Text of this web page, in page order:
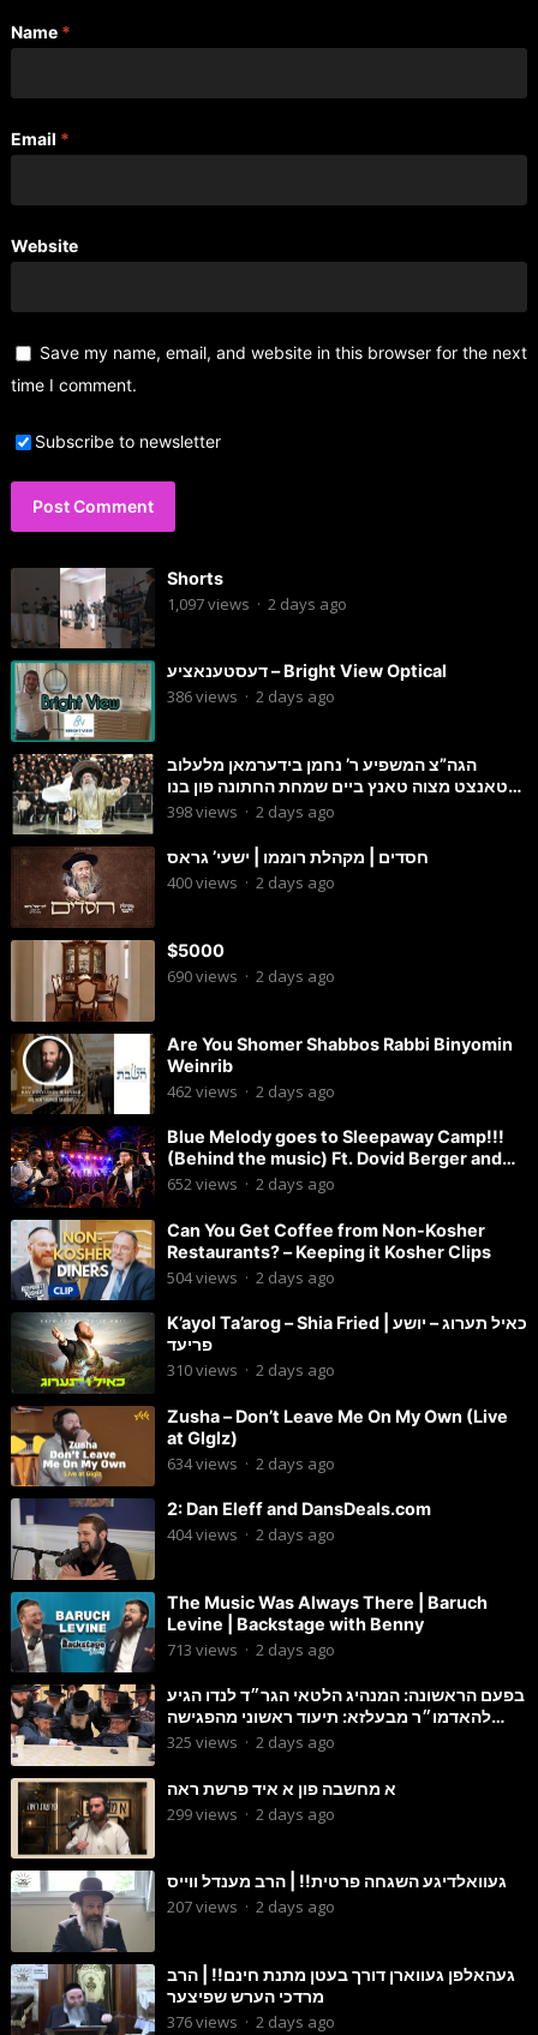
Name *
Email *
Website
Save my name, email, and website in this browser for the next
time I comment.
Subscribe to newsletter
Shorts
1,097views · 2 days ago
דעסטענאציע – Bright View Optical
386views · 2 days ago
הגה”צ המשפיע ר’ נחמן בידערמאן מלעלוב
טאנצט מצוה טאנץ ביים שמחת החתונה פון בנו
החתן
398views · 2 days ago
חסדים | מקהלת רוממו | ישעי’ גראס
400views · 2 days ago
$5000
690views · 2 days ago
Are You Shomer Shabbos Rabbi Binyomin
Weinrib
462 views · 2 days ago
Blue Melody goes to Sleepaway Camp!!!
(Behind the music) Ft. Dovid Berger and
Chaim Brown
652views · 2 days ago
Can You Get Coffee from Non-Kosher
Restaurants? – Keeping it Kosher Clips
504views · 2 days ago
K’ayol Ta’arog – Shia Fried | כאיל תערוג – יושע
פריעד
310views · 2 days ago
Zusha – Don’t Leave Me On My Own (Live
at Glglz)
634views · 2 days ago
2: Dan Eleff and DansDeals.com
404views · 2 days ago
The Music Was Always There | Baruch
Levine | Backstage with Benny
713 views · 2 days ago
בפעם הראשונה: המנהיג הלטאי הגר״ד לנדו הגיע
להאדמו״ר מבעלזא: תיעוד ראשוני מהפגישה
הנדירה
325 views · 2 days ago
א מחשבה פון א איד פרשת ראה
299views · 2 days ago
געוואלדיגע השגחה פרטית!! | הרב מענדל ווייס
207views · 2 days ago
געהאלפן געווארן דורך בעטן מתנת חינם!! | הרב
מרדכי הערש שפיצער
376views · 2 days ago